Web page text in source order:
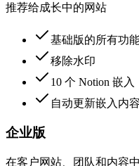
推荐给成长中的网站
基础版的所有功
移除水印
10 个 Notion 嵌入
自动更新嵌入内容
企业版
在客户网站、团队和内容